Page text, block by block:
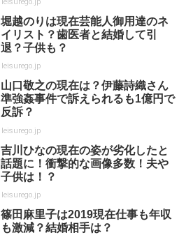
堀越のりは現在芸能人御用達のネ
イリスト？歯医者と結婚して引
退？子供も？
leisurego.jp
山口敬之の現在は？伊藤詩織さん
準強姦事件で訴えられるも1億円で
反訴？
leisurego.jp
吉川ひなの現在の姿が劣化したと
話題に！衝撃的な画像多数！夫や
子供は！？
leisurego.jp
篠田麻里子は2019現在仕事も年収
も激減？結婚相手は？